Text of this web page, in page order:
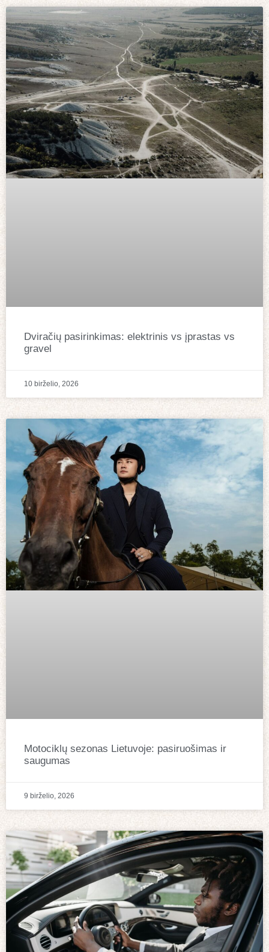
Dviračių pasirinkimas: elektrinis vs įprastas vs
gravel
10 birželio, 2026
Motociklų sezonas Lietuvoje: pasiruošimas ir
saugumas
9 birželio, 2026